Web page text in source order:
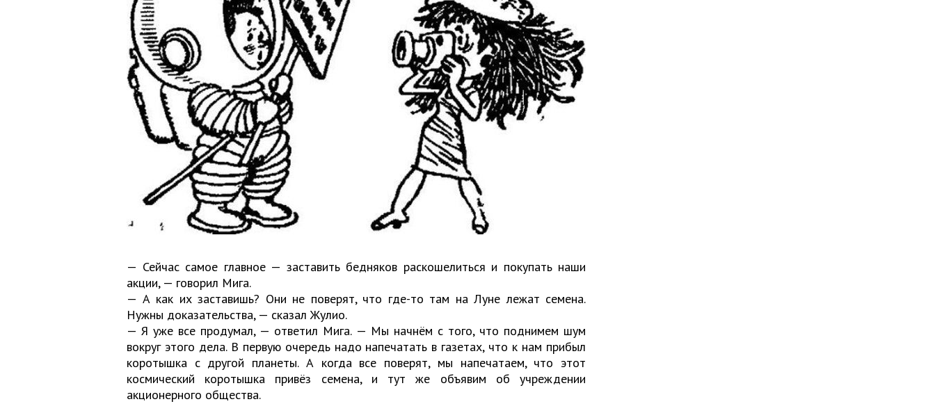
— Сейчас самое главное — заставить бедняков раскошелиться и покупать наши
акции, — говорил Мига.
— А как их заставишь? Они не поверят, что где-то там на Луне лежат семена.
Нужны доказательства, — сказал Жулио.
— Я уже все продумал, — ответил Мига. — Мы начнём с того, что поднимем шум
вокруг этого дела. В первую очередь надо напечатать в газетах, что к нам прибыл
коротышка с другой планеты. А когда все поверят, мы напечатаем, что этот
космический коротышка привёз семена, и тут же объявим об учреждении
акционерного общества.